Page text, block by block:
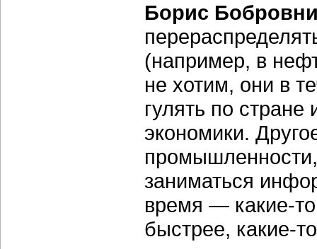
Борис
(например, в
не хотим, они в
гулять по
экономики.
заниматься
время — какие-
быстрее, какие-